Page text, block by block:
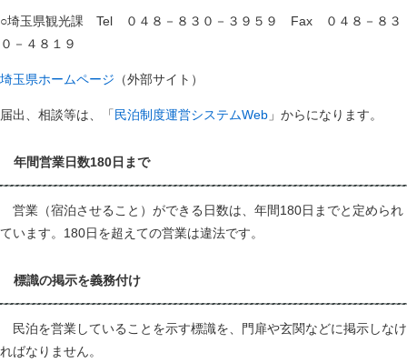
○埼玉県観光課 Tel ０４８－８３０－３９５９ Fax ０４８－８３
０－４８１９
埼玉県ホームページ （外部サイト）
届出、相談等は、「 民泊制度運営システムWeb 」からになります。
年間営業日数180日まで
営業（宿泊させること）ができる日数は、年間180日までと定められ
ています。180日を超えての営業は違法です。
標識の掲示を義務付け
民泊を営業していることを示す標識を、門扉や玄関などに掲示しなけ
ればなりません。